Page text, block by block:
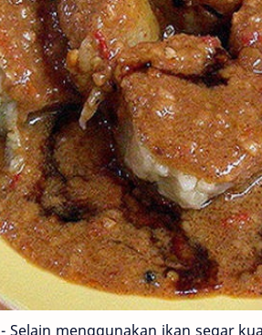
- Selain menggunakan ikan segar